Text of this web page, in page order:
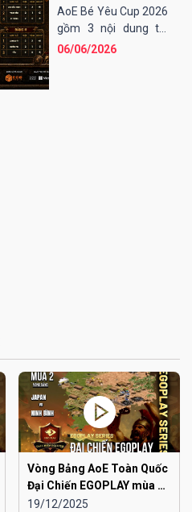
AoE Bé Yêu Cup
2026
AoE Bé Yêu Cup 2026
gồm 3 nội dung thi
đấu: Solo Random,
06/06/2026
Vòng Bảng AoE Toàn Quốc
Đại Chiến EGOPLAY mùa 2 |
Japan vs Ninh Bình
19/12/2025